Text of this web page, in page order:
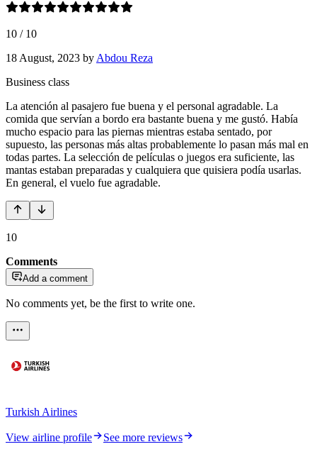
10 / 10
18 August, 2023 by Abdou Reza
Business class
La atención al pasajero fue buena y el personal agradable. La
comida que servían a bordo era bastante buena y me gustó. Había
mucho espacio para las piernas mientras estaba sentado, por
supuesto, las personas más altas probablemente lo pasan más mal en
todas partes. La selección de películas o juegos era suficiente, las
mantas estaban preparadas y cualquiera que quisiera podía usarlas.
En general, el vuelo fue agradable.
10
Comments
Add a comment
No comments yet, be the first to write one.
Turkish Airlines
View airline profile
See more reviews